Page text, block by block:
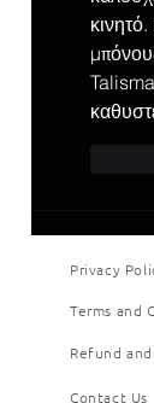
Privacy
Terms and
Refund
Contact Us